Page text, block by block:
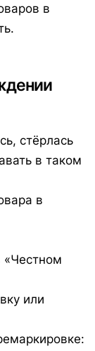
в
стёрлась
в таком
в
«Честном
или